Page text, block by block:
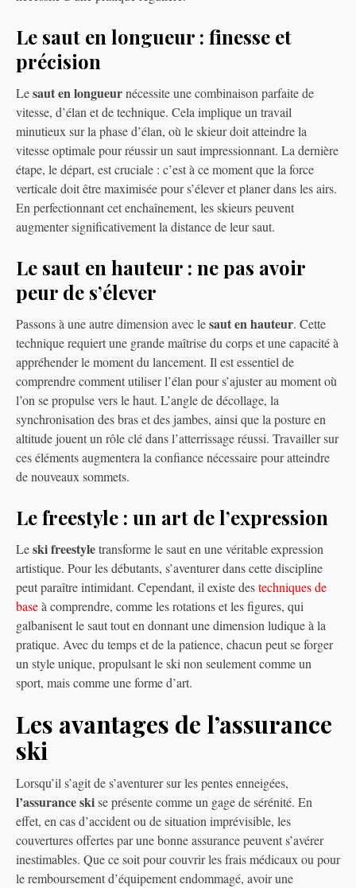
Le saut en longueur : finesse et
précision
Lesaut en longueurnécessite une combinaison parfaite de
vitesse, d’élan et de technique. Cela implique un travail
minutieux sur la phase d’élan, où le skieur doit atteindre la
vitesse optimale pour réussir un saut impressionnant. La dernière
étape, le départ, est cruciale : c’est à ce moment que la force
verticale doit être maximisée pour s’élever et planer dans les airs.
En perfectionnant cet enchaînement, les skieurs peuvent
augmenter significativement la distance de leur saut.
Le saut en hauteur : ne pas avoir
peur de s’élever
Passons à une autre dimension avec lesaut en hauteur. Cette
technique requiert une grande maîtrise du corps et une capacité à
appréhender le moment du lancement. Il est essentiel de
comprendre comment utiliser l’élan pour s’ajuster au moment où
l’on se propulse vers le haut. L’angle de décollage, la
synchronisation des bras et des jambes, ainsi que la posture en
altitude jouent un rôle clé dans l’atterrissage réussi. Travailler sur
ces éléments augmentera la confiance nécessaire pour atteindre
de nouveaux sommets.
Le freestyle : un art de l’expression
Leski freestyletransforme le saut en une véritable expression
artistique. Pour les débutants, s’aventurer dans cette discipline
peut paraître intimidant. Cependant, il existe destechniques de
baseà comprendre, comme les rotations et les figures, qui
galbanisent le saut tout en donnant une dimension ludique à la
pratique. Avec du temps et de la patience, chacun peut se forger
un style unique, propulsant le ski non seulement comme un
sport, mais comme une forme d’art.
Les avantages de l’assurance
ski
Lorsqu’il s’agit de s’aventurer sur les pentes enneigées,
l’assurance skise présente comme un gage de sérénité. En
effet, en cas d’accident ou de situation imprévisible, les
couvertures offertes par une bonne assurance peuvent s’avérer
inestimables. Que ce soit pour couvrir les frais médicaux ou pour
le remboursement d’équipement endommagé, avoir une